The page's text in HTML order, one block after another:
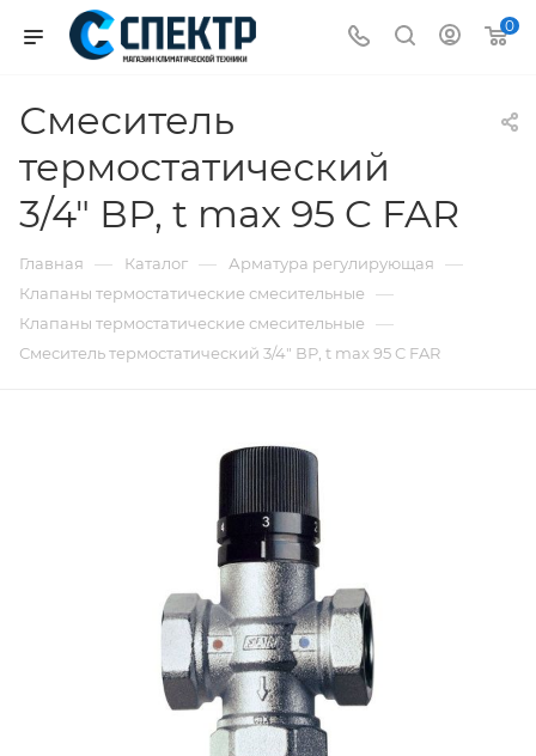
0
Смеситель
термостатический
3/4" ВР, t max 95 C FAR
Главная — Каталог — Арматура регулирующая —
Клапаны термостатические смесительные —
Клапаны термостатические смесительные —
Смеситель термостатический 3/4" ВР, t max 95 C FAR